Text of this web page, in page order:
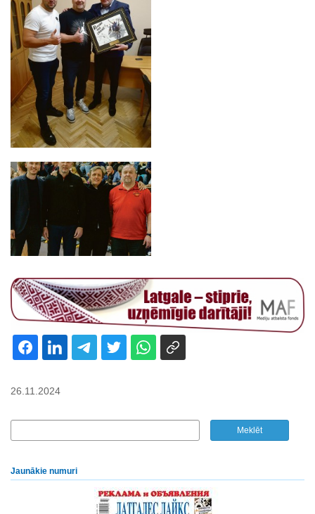
26.11.2024
Jaunākie numuri